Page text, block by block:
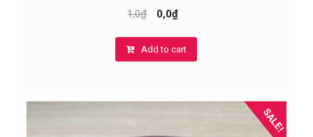
1,0₫ 0,0₫
Add to cart
SALE!